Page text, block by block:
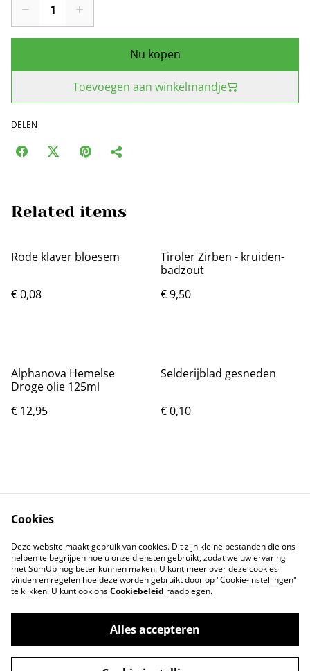
Nu kopen
Toevoegen aan winkelmandje
DELEN
Related items
Rode klaver bloesem
€ 0,08
Tiroler Zirben - kruiden-
badzout
€ 9,50
Alphanova Hemelse
Droge olie 125ml
€ 12,95
Selderijblad gesneden
€ 0,10
Contact
Voorwaarden
Privacybeleid
Cookiebeleid
©2026Tindahan Reform
Cookies
Deze website maakt gebruik van cookies. Dit zijn kleine bestanden die ons
helpen te begrijpen hoe u onze diensten gebruikt, zodat we uw ervaring
met SumUp nog beter kunnen maken. U kunt meer over deze cookies
vinden en regelen hoe deze worden gebruikt door op "Cookie-instellingen"
te klikken. U kunt ook onsCookiebeleid raadplegen.
Alles accepteren